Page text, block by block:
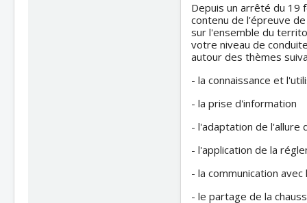
Depuis un arrêté du 19
contenu de l'épreuve
sur l'ensemble du
votre niveau de
autour des thèmes
- la connaissance et
- la prise d'information
- l'adaptation de l'allure
- l'application de la
- la communication
- le partage de la